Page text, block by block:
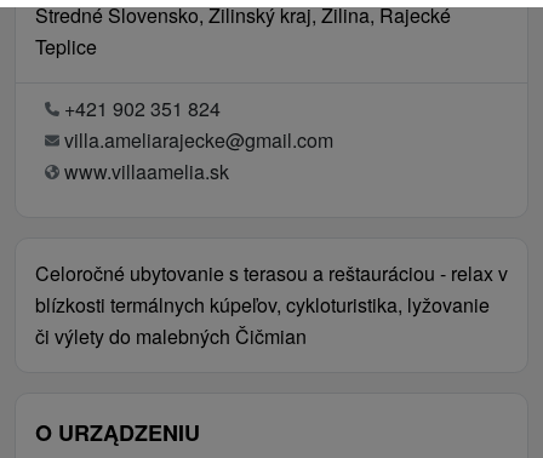
Stredné Slovensko, Žilinský kraj, Žilina, Rajecké
Teplice
+421 902 351 824
villa.ameliarajecke@gmail.com
www.villaamelia.sk
Celoročné ubytovanie s terasou a reštauráciou - relax v
blízkosti termálnych kúpeľov, cykloturistika, lyžovanie
či výlety do malebných Čičmian
O URZĄDZENIU